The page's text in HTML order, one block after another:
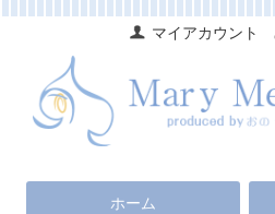
マイアカウント
ホーム